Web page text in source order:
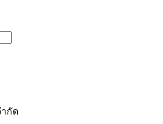
กัด